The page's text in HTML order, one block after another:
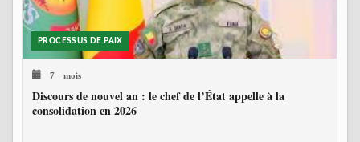
PROCESSUS DE PAIX
7 mois
Discours de nouvel an : le chef de l’État appelle à la
consolidation en 2026